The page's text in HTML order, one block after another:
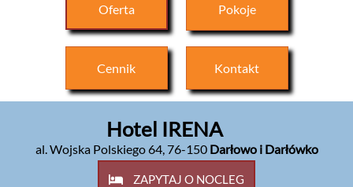
Oferta Pokoje
Cennik Kontakt
Hotel IRENA
al. Wojska Polskiego 64,76-150 Darłowo i Darłówko
ZAPYTAJ O NOCLEG